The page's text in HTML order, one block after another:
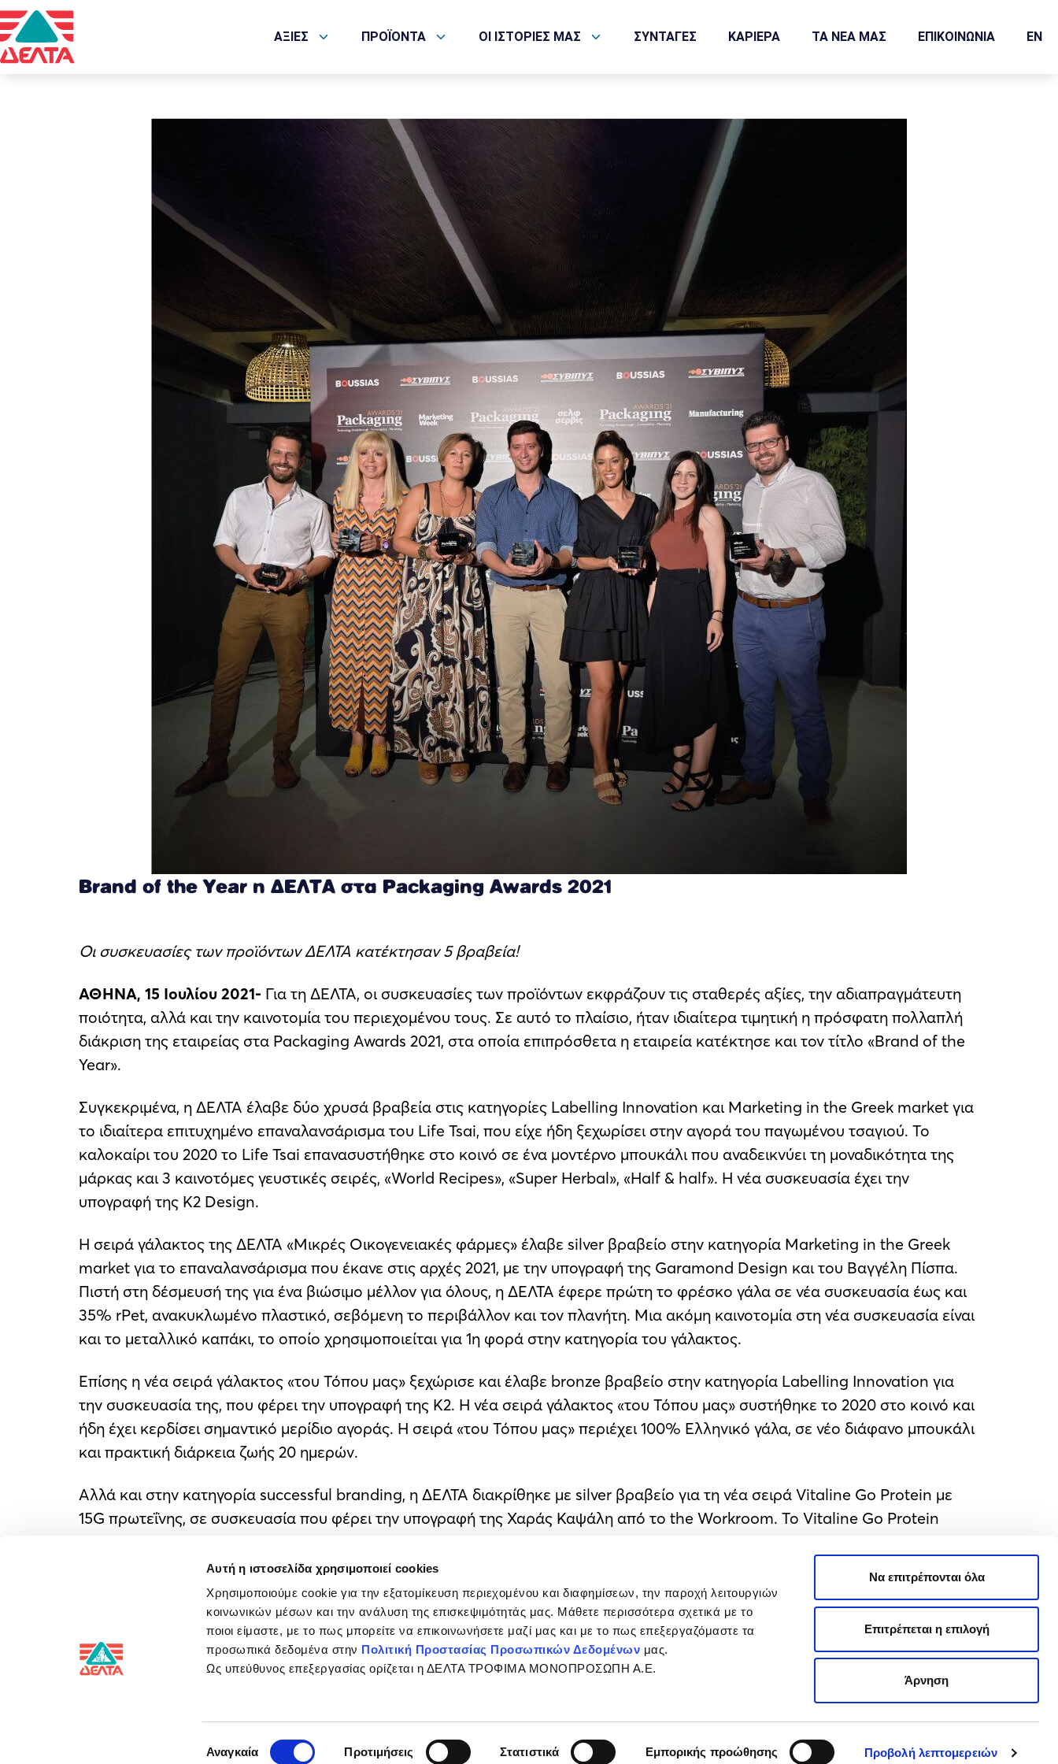
Αυτή η ιστοσελίδα χρησιμοποιεί cookies
Χρησιμοποιούμε cookie για την εξατομίκευση περιεχομένου και διαφημίσεων, την παροχή λειτουργιών
κοινωνικών μέσων και την ανάλυση της επισκεψιμότητάς μας. Μάθετε περισσότερα σχετικά με το
ποιοι είμαστε, με το πως μπορείτε να επικοινωνήσετε μαζί μας και με το πως επεξεργαζόμαστε τα
προσωπικά δεδομένα στην Πολιτική Προστασίας Προσωπικών Δεδομένων μας.
Ως υπεύθυνος επεξεργασίας ορίζεται η ΔΕΛΤΑ ΤΡΟΦΙΜΑ ΜΟΝΟΠΡΟΣΩΠΗ Α.Ε.
συγκατάθεσης
Αναγκαία Προτιμήσεις Στατιστικά Εμπορικής προώθησης Προβολή λεπτομερειών
Να επιτρέπονται όλα
Επιτρέπεται η επιλογή
Άρνηση
ΑΞΙΕΣ ΠΡΟΪΟΝΤΑ ΟΙ ΙΣΤΟΡΙΕΣ ΜΑΣ ΣΥΝΤΑΓΕΣ ΚΑΡΙΕΡΑ ΤΑ ΝΕΑ ΜΑΣ ΕΠΙΚΟΙΝΩΝΙΑ EN
Brand of the Year η ΔΕΛΤΑ στα Packaging Awards 2021
Οι συσκευασίες των προϊόντων ΔΕΛΤΑ κατέκτησαν 5 βραβεία!
ΑΘΗΝΑ, 15 Ιουλίου 2021- Για τη ΔΕΛΤΑ, οι συσκευασίες των προϊόντων εκφράζουν τις σταθερές αξίες, την αδιαπραγμάτευτη
ποιότητα, αλλά και την καινοτομία του περιεχομένου τους. Σε αυτό το πλαίσιο, ήταν ιδιαίτερα τιμητική η πρόσφατη πολλαπλή
διάκριση της εταιρείας στα Packaging Awards 2021, στα οποία επιπρόσθετα η εταιρεία κατέκτησε και τον τίτλο «Brand of the
Year».
Συγκεκριμένα, η ΔΕΛΤΑ έλαβε δύο χρυσά βραβεία στις κατηγορίες Labelling Innovation και Marketing in the Greek market για
το ιδιαίτερα επιτυχημένο επαναλανσάρισμα του Life Tsai, που είχε ήδη ξεχωρίσει στην αγορά του παγωμένου τσαγιού. Το
καλοκαίρι του 2020 το Life Tsai επανασυστήθηκε στο κοινό σε ένα μοντέρνο μπουκάλι που αναδεικνύει τη μοναδικότητα της
μάρκας και 3 καινοτόμες γευστικές σειρές, «World Recipes», «Super Herbal», «Ηalf & half». H νέα συσκευασία έχει την
υπογραφή της Κ2 Design.
Η σειρά γάλακτος της ΔΕΛΤΑ «Μικρές Οικογενειακές φάρμες» έλαβε silver βραβείο στην κατηγορία Marketing in the Greek
market για το επαναλανσάρισμα που έκανε στις αρχές 2021, με την υπογραφή της Garamond Design και του Βαγγέλη Πίσπα.
Πιστή στη δέσμευσή της για ένα βιώσιμο μέλλον για όλους, η ΔΕΛΤΑ έφερε πρώτη το φρέσκο γάλα σε νέα συσκευασία έως και
35% rPet, ανακυκλωμένο πλαστικό, σεβόμενη το περιβάλλον και τον πλανήτη. Μια ακόμη καινοτομία στη νέα συσκευασία είναι
και το μεταλλικό καπάκι, το οποίο χρησιμοποιείται για 1η φορά στην κατηγορία του γάλακτος.
Επίσης η νέα σειρά γάλακτος «του Τόπου μας» ξεχώρισε και έλαβε bronze βραβείο στην κατηγορία Labelling Innovation για
την συσκευασία της, που φέρει την υπογραφή της Κ2. Η νέα σειρά γάλακτος «του Τόπου μας» συστήθηκε το 2020 στο κοινό και
ήδη έχει κερδίσει σημαντικό μερίδιο αγοράς. Η σειρά «του Τόπου μας» περιέχει 100% Ελληνικό γάλα, σε νέο διάφανο μπουκάλι
και πρακτική διάρκεια ζωής 20 ημερών.
Αλλά και στην κατηγορία successful branding, η ΔΕΛΤΑ διακρίθηκε με silver βραβείο για τη νέα σειρά Vitaline Go Protein με
15G πρωτεΐνης, σε συσκευασία που φέρει την υπογραφή της Χαράς Καψάλη από το the Workroom. Το Vitaline Go Protein
επανεκκίνηση του οργανισμού μας κατά τη διάρκεια της ημέρας, σε 4 απολαυστικές γεύσεις.
Η ΔΕΛΤΑ εξελίσσει διαρκώς τα προϊόντα της, ώστε να ανταποκρίνονται στις πιο υψηλές προσδοκίες των καταναλωτών,
φροντίζοντας να απολαμβάνουν «κάθε τι που αξίζει», σε συσκευασίες που εκφράζουν την ποιότητα και θρεπτική αξία του
περιεχομένου τους.
Επικοινωνία Εξαγωγές